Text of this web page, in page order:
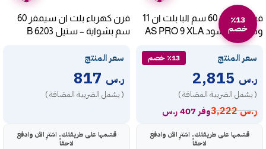
٪13
خصم
فرن كهرباء 60 سم البا بلت ان 11
وظيفة – اسود AS PRO 9 XLA
سعر المنتج ٪13 خصم
ر.س
( يشمل الضريبة المضافة )
ر.س3,222 وفر 407 ر.س
قسّمها على طريقتك، اشترِ الآن وادفع
لاحقاً
فرن كهرباء بلت ان سيمفر 60
سم بشواية – ستيل B 6203
سعر المنتج
ر.س
( يشمل الضريبة المضافة )
قسّمها على طريقتك، اشترِ الآن وادفع
لاحقاً